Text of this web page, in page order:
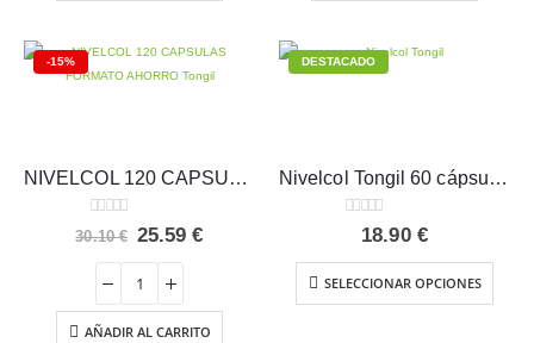
-15%
NIVELCOL 120 CAPSULAS FORMATO AHORRO Tongil
0 out of 5
30.10€ El
era:
30.10 €.
25.59€El
25.59 €.
AÑADIR AL CARRITO
DESTACADO
Nivelcol Tongil 60 cápsulas
out of 5
18.90 €
SELECCIONAR OPCIONES